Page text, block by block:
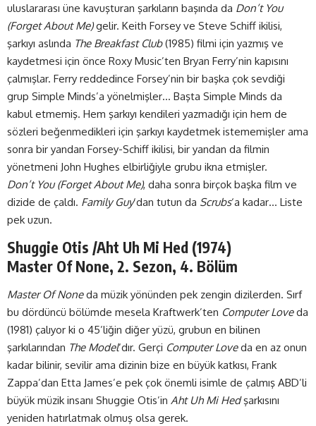
uluslararası üne kavuşturan şarkıların başında da Don’t You
(Forget About Me)gelir. Keith Forsey ve Steve Schiff ikilisi,
şarkıyı aslında The Breakfast Club(1985) filmi için yazmış ve
kaydetmesi için önce Roxy Music’ten Bryan Ferry’nin kapısını
çalmışlar. Ferry reddedince Forsey’nin bir başka çok sevdiği
grup Simple Minds’a yönelmişler… Başta Simple Minds da
kabul etmemiş. Hem şarkıyı kendileri yazmadığı için hem de
sözleri beğenmedikleri için şarkıyı kaydetmek istememişler ama
sonra bir yandan Forsey-Schiff ikilisi, bir yandan da filmin
yönetmeni John Hughes elbirliğiyle grubu ikna etmişler.
Don’t You (Forget About Me), daha sonra birçok başka film ve
dizide de çaldı. Family Guy‘dan tutun da Scrubs‘a kadar… Liste
pek uzun.
Shuggie Otis /Aht Uh Mi Hed (1974)
Master Of None, 2. Sezon, 4. Bölüm
Master Of Noneda müzik yönünden pek zengin dizilerden. Sırf
bu dördüncü bölümde mesela Kraftwerk’ten Computer Loveda
(1981) çalıyor ki o 45’liğin diğer yüzü, grubun en bilinen
şarkılarından The Model‘dır. Gerçi Computer Loveda en az onun
kadar bilinir, sevilir ama dizinin bize en büyük katkısı, Frank
Zappa’dan Etta James’e pek çok önemli isimle de çalmış ABD’li
büyük müzik insanı Shuggie Otis’in Aht Uh Mi Hedşarkısını
yeniden hatırlatmak olmuş olsa gerek.